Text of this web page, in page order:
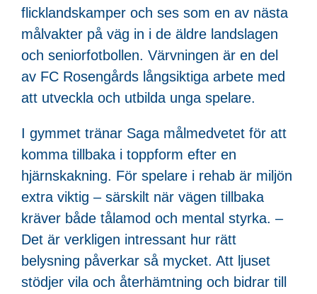
flicklandskamper och ses som en av nästa
målvakter på väg in i de äldre landslagen
och seniorfotbollen. Värvningen är en del
av FC Rosengårds långsiktiga arbete med
att utveckla och utbilda unga spelare.
I gymmet tränar Saga målmedvetet för att
komma tillbaka i toppform efter en
hjärnskakning. För spelare i rehab är miljön
extra viktig – särskilt när vägen tillbaka
kräver både tålamod och mental styrka. –
Det är verkligen intressant hur rätt
belysning påverkar så mycket. Att ljuset
stödjer vila och återhämtning och bidrar till